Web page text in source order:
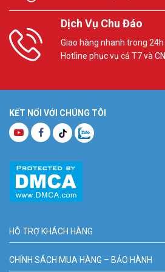
Dịch Vụ Chu Đáo
Giao hàng nhanh trong 24h
Hotline phục vụ cả T7 và CN
KẾT NỐI VỚI CHÚNG TÔI
HỖ TRỢ KHÁCH HÀNG
CHÍNH SÁCH MUA HÀNG – BẢO HÀNH